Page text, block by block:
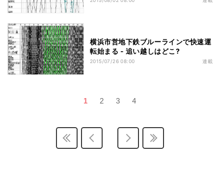
横浜市営地下鉄ブルーラインで快速運
転始まる - 追い越しはどこ?
2015/07/26 08:00 連載
1 2 3 4